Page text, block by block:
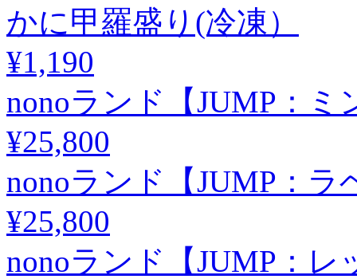
かに甲羅盛り(冷凍）
¥1,190
nonoランド【JUMP：
¥25,800
nonoランド【JUMP：ラ
¥25,800
nonoランド【JUMP：レ